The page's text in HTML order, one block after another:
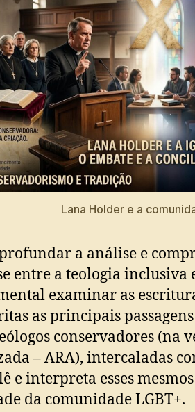
Lana Holder e a
a análise e
entre a teologia inclusiva
examinar as
as principais
conservadores (na
– ARA), intercaladas
e interpreta esses
da comunidade LGBT+.